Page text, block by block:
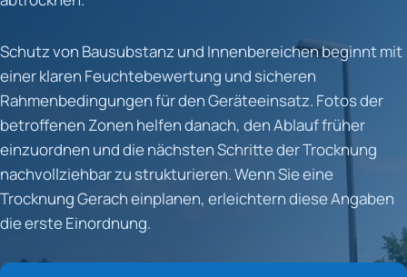
Schutz von Bausubstanz und Innenbereichen beginnt mit
einer klaren Feuchtebewertung und sicheren
Rahmenbedingungen für den Geräteeinsatz. Fotos der
betroffenen Zonen helfen danach, den Ablauf früher
einzuordnen und die nächsten Schritte der Trocknung
nachvollziehbar zu strukturieren. Wenn Sie eine
Trocknung Gerach einplanen, erleichtern diese Angaben
die erste Einordnung.